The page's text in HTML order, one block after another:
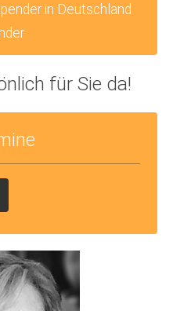
in Deutschland
für Sie da!